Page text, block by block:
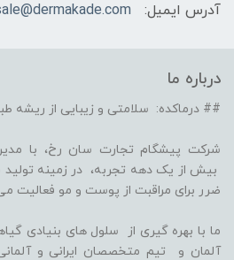
آدرس ایمیل:
درباره ما
## درماکده: سلامتی و زیبایی از ریشه
شرکت پیشگام تجارت سان رخ، با
بیش از یک دهه تجربه، در زمینه
ضرر برای مراقبت از پوست و مو فعالیت
آلمان و تیم متخصصان ایرانی و